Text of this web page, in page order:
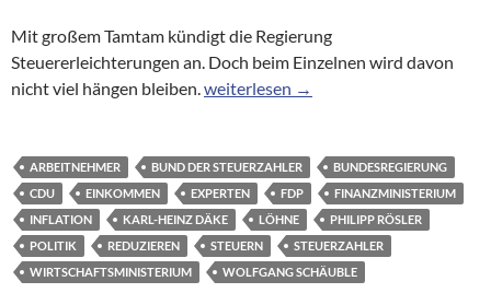
Mit großem Tamtam kündigt die Regierung
Steuererleichterungen an. Doch beim Einzelnen wird davon
nicht viel hängen bleiben.Bei 3000 Euro brutto: Neun Euro
weiterlesen →
ARBEITNEHMER BUND DER STEUERZAHLER
BUNDESREGIERUNG
CDU
EINKOMMEN EXPERTEN FDP
FINANZMINISTERIUM
INFLATION
KARL-HEINZ DÄKE LÖHNE
PHILIPP RÖSLER
POLITIK
REDUZIEREN STEUERN
STEUERZAHLER
WIRTSCHAFTSMINISTERIUM
WOLFGANG SCHÄUBLE